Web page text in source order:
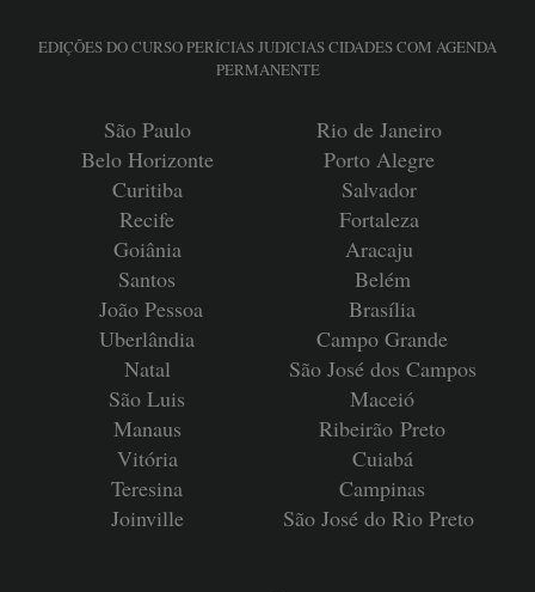
EDIÇÕES DO CURSO PERÍCIAS JUDICIAS CIDADES COM AGENDA
PERMANENTE
São Paulo
Rio de Janeiro
Belo Horizonte
Porto Alegre
Curitiba
Salvador
Recife
Fortaleza
Goiânia
Aracaju
Santos
Belém
João Pessoa
Brasília
Uberlândia
Campo Grande
Natal
São José dos Campos
São Luis
Maceió
Manaus
Ribeirão Preto
Vitória
Cuiabá
Teresina
Campinas
Joinville
São José do Rio Preto